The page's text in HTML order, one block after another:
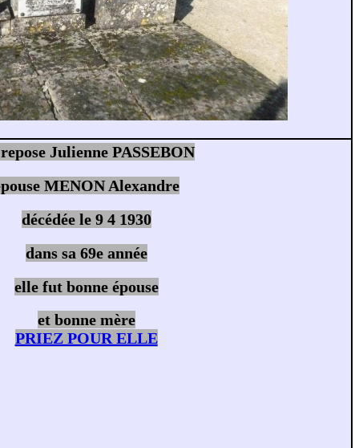
Julienne PASSEBON
MENON Alexandre
décédée le 9 4 1930
dans sa 69e année
elle fut bonne épouse
et bonne mère
PRIEZ POUR ELLE